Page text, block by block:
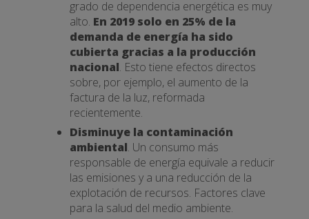
grado de dependencia energética es muy
alto. En 2019 solo en 25% de la
demanda de energía ha sido
cubierta gracias a la producción
nacional. Esto tiene efectos directos
sobre, por ejemplo, el aumento de la
factura de la luz, reformada
recientemente.
Disminuye la contaminación
ambiental. Un consumo más
responsable de energía equivale a reducir
las emisiones y a una reducción de la
explotación de recursos. Factores clave
para la salud del medio ambiente.